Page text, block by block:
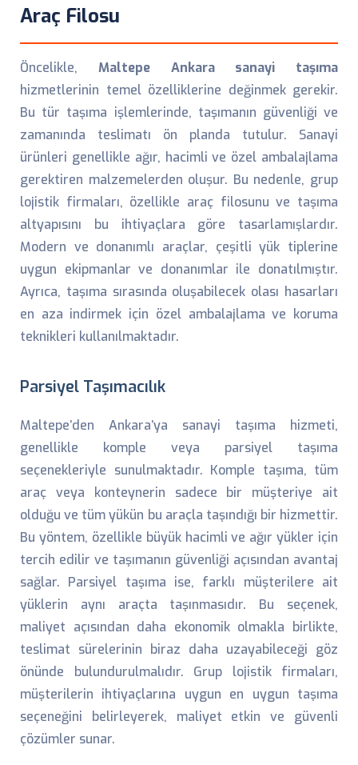
Araç Filosu
Öncelikle, Maltepe Ankara sanayi taşıma
hizmetlerinin temel özelliklerine değinmek gerekir.
Bu tür taşıma işlemlerinde, taşımanın güvenliği ve
zamanında teslimatı ön planda tutulur. Sanayi
ürünleri genellikle ağır, hacimli ve özel ambalajlama
gerektiren malzemelerden oluşur. Bu nedenle, grup
lojistik firmaları, özellikle araç filosunu ve taşıma
altyapısını bu ihtiyaçlara göre tasarlamışlardır.
Modern ve donanımlı araçlar, çeşitli yük tiplerine
uygun ekipmanlar ve donanımlar ile donatılmıştır.
Ayrıca, taşıma sırasında oluşabilecek olası hasarları
en aza indirmek için özel ambalajlama ve koruma
teknikleri kullanılmaktadır.
Parsiyel Taşımacılık
Maltepe’den Ankara’ya sanayi taşıma hizmeti,
genellikle komple veya parsiyel taşıma
seçenekleriyle sunulmaktadır. Komple taşıma, tüm
araç veya konteynerin sadece bir müşteriye ait
olduğu ve tüm yükün bu araçla taşındığı bir hizmettir.
Bu yöntem, özellikle büyük hacimli ve ağır yükler için
tercih edilir ve taşımanın güvenliği açısından avantaj
sağlar. Parsiyel taşıma ise, farklı müşterilere ait
yüklerin aynı araçta taşınmasıdır. Bu seçenek,
maliyet açısından daha ekonomik olmakla birlikte,
teslimat sürelerinin biraz daha uzayabileceği göz
önünde bulundurulmalıdır. Grup lojistik firmaları,
müşterilerin ihtiyaçlarına uygun en uygun taşıma
seçeneğini belirleyerek, maliyet etkin ve güvenli
çözümler sunar.